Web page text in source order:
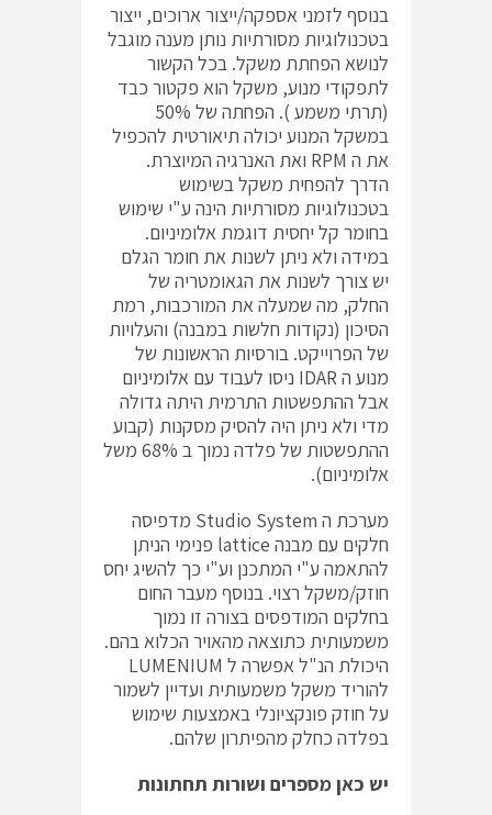
בנוסף לזמני אספקה/ייצור ארוכים, ייצור
בטכנולוגיות מסורתיות נותן מענה מוגבל
לנושא הפחתת משקל. בכל הקשור
לתפקודי מנוע, משקל הוא פקטור כבד
(תרתי משמע ). הפחתה של 50%
במשקל המנוע יכולה תיאורטית להכפיל
את ה RPM ואת האנרגיה המיוצרת.
הדרך להפחית משקל בשימוש
בטכנולוגיות מסורתיות הינה ע"י שימוש
בחומר קל יחסית דוגמת אלומיניום.
במידה ולא ניתן לשנות את חומר הגלם
יש צורך לשנות את הגאומטריה של
החלק, מה שמעלה את המורכבות, רמת
הסיכון (נקודות חלשות במבנה) והעלויות
של הפרוייקט. בורסיות הראשונות של
מנוע ה IDAR ניסו לעבוד עם אלומיניום
אבל ההתפשטות התרמית היתה גדולה
מדי ולא ניתן היה להסיק מסקנות (קבוע
ההתפשטות של פלדה נמוך ב 68% משל
אלומיניום).
מערכת ה Studio System מדפיסה
חלקים עם מבנה lattice פנימי הניתן
להתאמה ע"י המתכנן וע"י כך להשיג יחס
חוזק/משקל רצוי. בנוסף מעבר החום
בחלקים המודפסים בצורה זו נמוך
משמעותית כתוצאה מהאויר הכלוא בהם.
היכולת הנ"ל אפשרה ל LUMENIUM
להוריד משקל משמעותית ועדיין לשמור
על חוזק פונקציונלי באמצעות שימוש
בפלדה כחלק מהפיתרון שלהם.
יש כאן מספרים ושורות תחתונות